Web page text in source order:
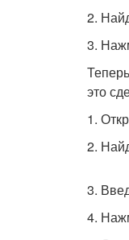
2.
3.
это
1.
2.
3.
4.